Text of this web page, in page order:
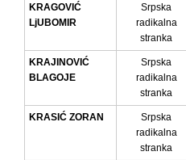
KRAGOVIĆ
LjUBOMIR
Srpska
radikalna
stranka
KRAJINOVIĆ
BLAGOJE
Srpska
radikalna
stranka
KRASIĆ ZORAN
Srpska
radikalna
stranka